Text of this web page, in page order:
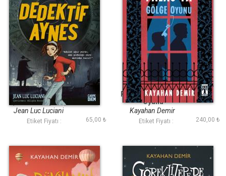
Ölümcül Oyun
(Dedektif Aynes)
Jean Luc Luciani
Etiket Fiyatı : 65,00 ₺
Pera Palasta Gölge
Oyunu
Kayahan Demir
Etiket Fiyatı : 240,00 ₺